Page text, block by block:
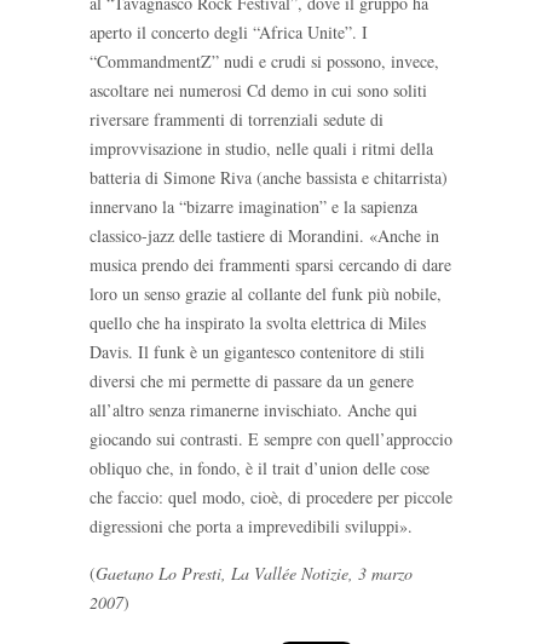
aperto il concerto degli “Africa Unite”. I
“CommandmentZ” nudi e crudi si possono, invece,
ascoltare nei numerosi Cd demo in cui sono soliti
riversare frammenti di torrenziali sedute di
improvvisazione in studio, nelle quali i ritmi della
batteria di Simone Riva (anche bassista e chitarrista)
innervano la “bizarre imagination” e la sapienza
classico-jazz delle tastiere di Morandini. «Anche in
musica prendo dei frammenti sparsi cercando di dare
loro un senso grazie al collante del funk più nobile,
quello che ha inspirato la svolta elettrica di Miles
Davis. Il funk è un gigantesco contenitore di stili
diversi che mi permette di passare da un genere
all’altro senza rimanerne invischiato. Anche qui
giocando sui contrasti. E sempre con quell’approccio
obliquo che, in fondo, è il trait d’union delle cose
che faccio: quel modo, cioè, di procedere per piccole
digressioni che porta a imprevedibili sviluppi».
(Gaetano Lo Presti, La Vallée Notizie, 3 marzo
2007)